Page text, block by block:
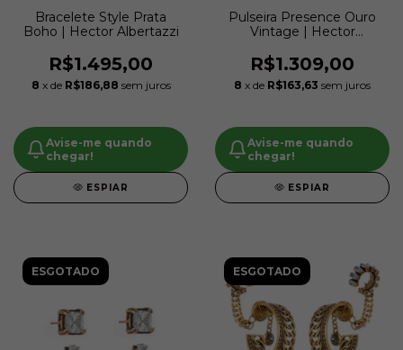
Bracelete Style Prata
Boho | Hector Albertazzi
R$1.495,00
8 x de R$186,88 sem juros
Avise-me quando
chegar!
ESPIAR
Pulseira Presence Ouro
Vintage | Hector
R$1.309,00
8 x de R$163,63 sem juros
Avise-me quando
chegar!
ESPIAR
ESGOTADO ESGOTADO